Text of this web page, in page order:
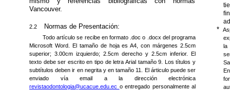
Vancouver.
2.2 Normas de Presentación:
Todo artículo se recibe en formato .doc o .docx del programa
Microsoft Word. El tamaño de hoja es A4, con márgenes 2.5cm
superior; 3.00cm izquierdo; 2.5cm derecho y 2.5cm inferior. El
texto debe ser escrito en tipo de letra Arial tamaño 9. Los títulos y
subtítulos deben ir en negrita y en tamaño 11. El árticulo puede ser
enviado vía email a la dirección electrónica
revistaodontologia@ucacue.edu.ec o entregado personalmente al
*
la